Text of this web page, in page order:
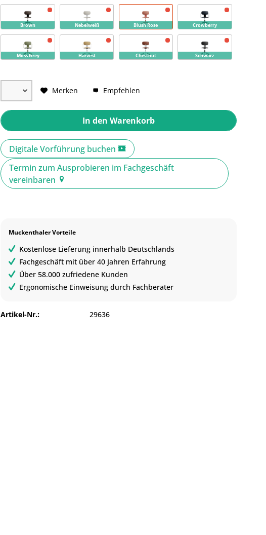
Brown Nebelweiß Blush Rose Crowberry
Moss Grey Harvest Chestnut Schwarz
Merken Empfehlen
In den Warenkorb
Digitale Vorführung buchen
Termin zum Ausprobieren im Fachgeschäft
vereinbaren
Muckenthaler Vorteile
Kostenlose Lieferung innerhalb Deutschlands
Fachgeschäft mit über 40 Jahren Erfahrung
Über 58.000 zufriedene Kunden
Ergonomische Einweisung durch Fachberater
Artikel-Nr.: 29636